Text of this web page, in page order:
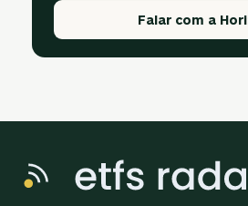
Falar com a